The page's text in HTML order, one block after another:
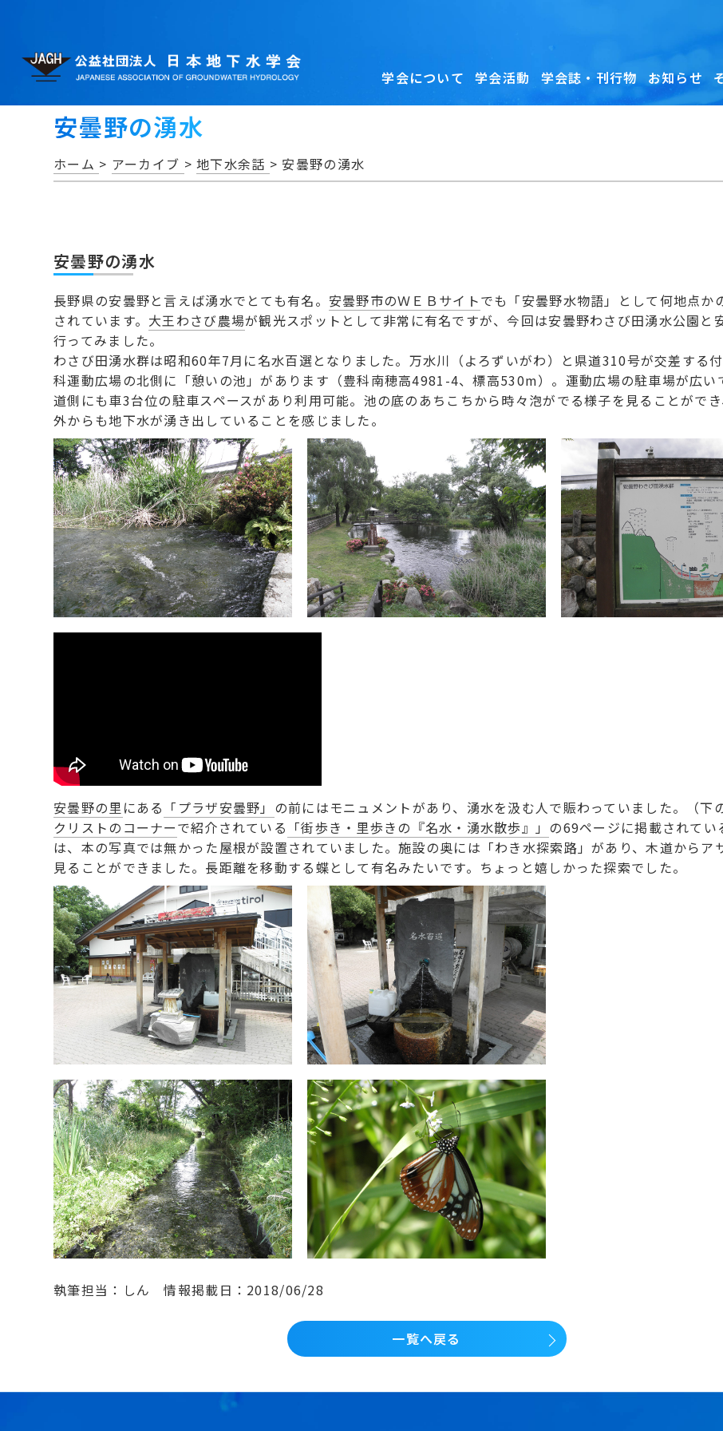
学会について 学会活動 学会誌・刊行物 お知らせ
安曇野の湧水
ホーム > アーカイブ >地下水余話 > 安曇野の湧水
安曇野の湧水
長野県の安曇野と言えば湧水でとても有名。 安曇野市のＷＥＢサイトでも「安曇野水物語」として何地点か
されています。 大王わさび農場が観光スポットとして非常に有名ですが、今回は安曇野わさび田湧水公園と
行ってみました。
わさび田湧水群は昭和60年7月に名水百選となりました。万水川（よろずいがわ）と県道310号が交差する
科運動広場の北側に「憩いの池」があります（豊科南穂高4981-4、標高530m）。運動広場の駐車場が広い
道側にも車3台位の駐車スペースがあり利用可能。池の底のあちこちから時々泡がでる様子を見ることがで
外からも地下水が湧き出していることを感じました。
安曇野の里 にある 「プラザ安曇野」 の前にはモニュメントがあり、湧水を汲む人で賑わっていました。（下
クリストのコーナーで紹介されている 「街歩き・里歩きの『名水・湧水散歩』」 の69ページに掲載されてい
は、本の写真では無かった屋根が設置されていました。施設の奥には「わき水探索路」があり、木道からア
見ることができました。長距離を移動する蝶として有名みたいです。ちょっと嬉しかった探索でした。
執筆担当：しん情報掲載日：2018/06/28
一覧へ戻る